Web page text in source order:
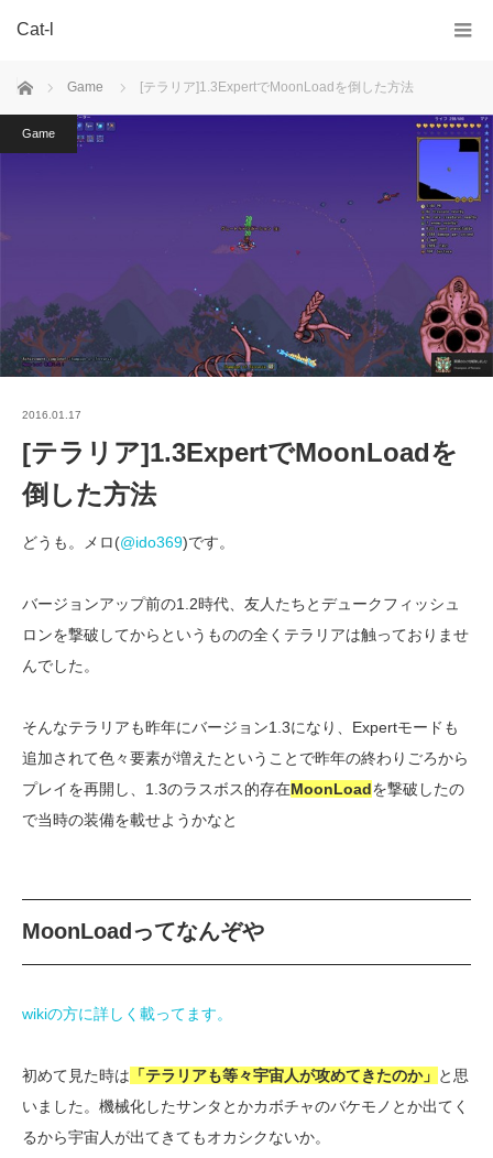
Cat-l
ホーム Game [テラリア]1.3ExpertでMoonLoadを倒した方法
Game
2016.01.17
[テラリア]1.3ExpertでMoonLoadを
倒した方法
どうも。メロ(@ido369)です。
バージョンアップ前の1.2時代、友人たちとデュークフィッシュ
ロンを撃破してからというものの全くテラリアは触っておりませ
んでした。
そんなテラリアも昨年にバージョン1.3になり、Expertモードも
追加されて色々要素が増えたということで昨年の終わりごろから
プレイを再開し、1.3のラスボス的存在MoonLoadを撃破したの
で当時の装備を載せようかなと
MoonLoadってなんぞや
wikiの方に詳しく載ってます。
初めて見た時は 「テラリアも等々宇宙人が攻めてきたのか」 と思
いました。機械化したサンタとかカボチャのバケモノとか出てく
るから宇宙人が出てきてもオカシクないか。